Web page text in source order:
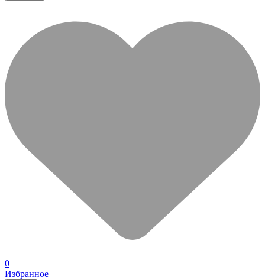
0
Избранное